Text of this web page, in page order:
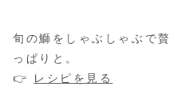
旬の鰤をしゃぶしゃぶで
っぱりと。
👉
レシピを見る